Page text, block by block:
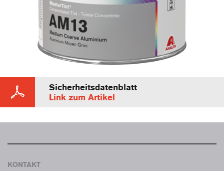
Sicherheitsdatenblatt
Link zum Artikel
KONTAKT